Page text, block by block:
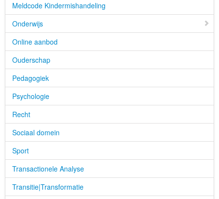
Meldcode Kindermishandeling
Onderwijs
Online aanbod
Ouderschap
Pedagogiek
Psychologie
Recht
Sociaal domein
Sport
Transactionele Analyse
Transitie|Transformatie